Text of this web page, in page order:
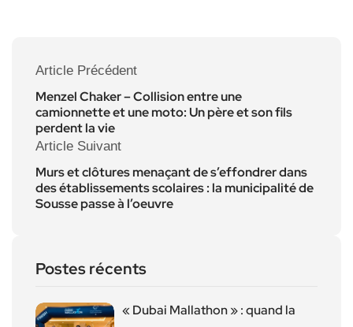
Article Précédent
Menzel Chaker – Collision entre une
camionnette et une moto: Un père et son fils
perdent la vie
Article Suivant
Murs et clôtures menaçant de s’effondrer dans
des établissements scolaires : la municipalité de
Sousse passe à l’oeuvre
Postes récents
« Dubai Mallathon » : quand la